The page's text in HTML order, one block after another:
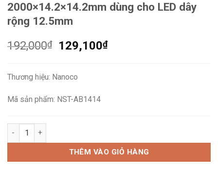
2000×14.2×14.2mm dùng cho LED dây
rộng 12.5mm
192,000₫
Giá
192,000₫.
129,100₫Giá
Thương hiệu: Nanoco
Mã sản phẩm: NST-AB1414
Nẹp nhôm lắp nổi Nanoco NST-AB1414 2000x14.2x14.2mm
THÊM VÀO GIỎ HÀNG